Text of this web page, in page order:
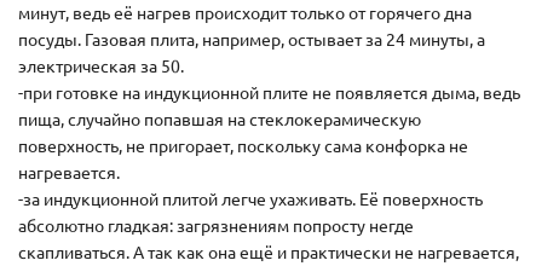
минут, ведь её нагрев происходит только от горячего дна
посуды. Газовая плита, например, остывает за 24 минуты, а
электрическая за 50.
-при готовке на индукционной плите не появляется дыма, ведь
пища, случайно попавшая на стеклокерамическую
поверхность, не пригорает, поскольку сама конфорка не
нагревается.
-за индукционной плитой легче ухаживать. Её поверхность
абсолютно гладкая: загрязнениям попросту негде
скапливаться. А так как она ещё и практически не нагревается,